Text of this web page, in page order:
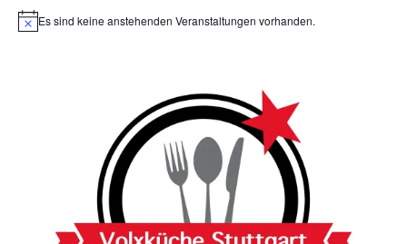
HinweisEs sind keine anstehenden Veranstaltungen vorhanden.